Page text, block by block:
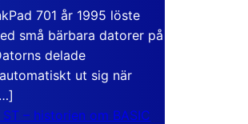
701 år 1995 löste
små bärbara datorer på
delade
ut sig när
– historien om BASIC